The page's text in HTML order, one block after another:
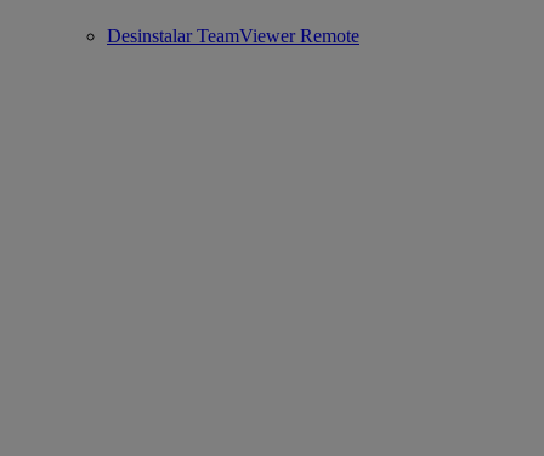
Desinstalar TeamViewer Remote